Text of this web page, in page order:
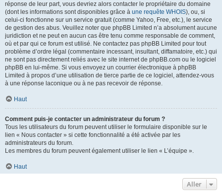
réponse de leur part, vous devriez alors contacter le propriétaire du domaine
(dont les informations sont disponibles grâce à une requête WHOIS), ou, si
celui-ci fonctionne sur un service gratuit (comme Yahoo, Free, etc.), le service
de gestion des abus. Veuillez noter que phpBB Limited n’a absolument aucune
juridiction et ne peut en aucun cas être tenu comme responsable de comment,
où et par qui ce forum est utilisé. Ne contactez pas phpBB Limited pour tout
problème d’ordre légal (commentaire incessant, insultant, diffamatoire, etc.) qui
ne sont pas directement reliés avec le site internet de phpBB.com ou le logiciel
phpBB en lui-même. Si vous envoyez un courrier électronique à phpBB
Limited à propos d’une utilisation de tierce partie de ce logiciel, attendez-vous
à une réponse laconique ou à ne pas recevoir de réponse.
Haut
Comment puis-je contacter un administrateur du forum ?
Tous les utilisateurs du forum peuvent utiliser le formulaire disponible sur le
lien « Nous contacter » si cette fonctionnalité a été activée par les
administrateurs du forum.
Les membres du forum peuvent également utiliser le lien « L’équipe ».
Haut
Aller